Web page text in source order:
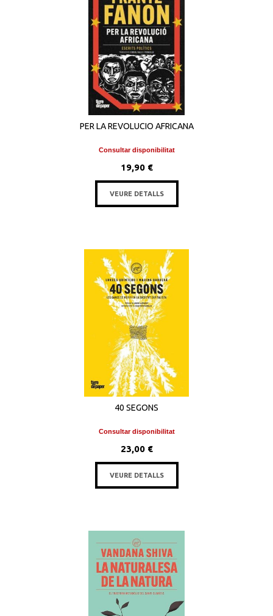
PER LA REVOLUCIO AFRICANA
Consultar disponibilitat
19,90 €
VEURE DETALLS
40 SEGONS
Consultar disponibilitat
23,00 €
VEURE DETALLS